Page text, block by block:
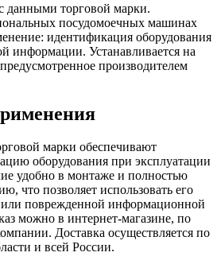
данными торговой марки.
посудомоечных машинах
идентификация оборудования
информации. Устанавливается на
производителем
марки обеспечивают
оборудования при эксплуатации
удобно в монтаже и полностью
что позволяет использовать его
или поврежденной информационной
можно в интернет-магазине, по
Доставка осуществляется по
и всей России.